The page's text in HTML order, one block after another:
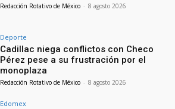
Redacción Rotativo de México - 8 agosto 2026
Deporte
Cadillac niega conflictos con Checo
Pérez pese a su frustración por el
monoplaza
Redacción Rotativo de México - 8 agosto 2026
Edomex